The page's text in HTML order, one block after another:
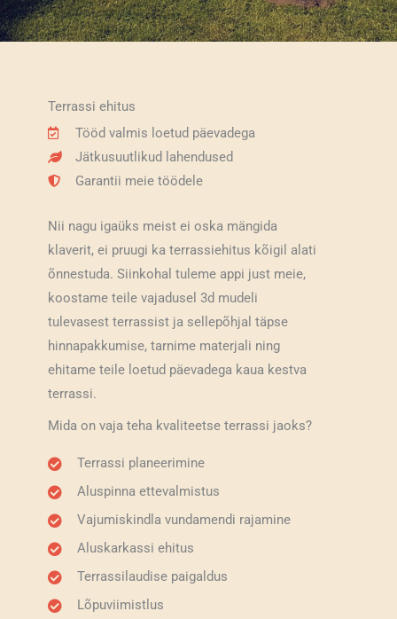
Terrassi ehitus
Tööd valmis loetud päevadega
Jätkusuutlikud lahendused
Garantii meie töödele
Nii nagu igaüks meist ei oska mängida
klaverit, ei pruugi ka terrassiehitus kõigil alati
õnnestuda. Siinkohal tuleme appi just meie,
koostame teile vajadusel 3d mudeli
tulevasest terrassist ja sellepõhjal täpse
hinnapakkumise, tarnime materjali ning
ehitame teile loetud päevadega kaua kestva
terrassi.
Mida on vaja teha kvaliteetse terrassi jaoks?
Terrassi planeerimine
Aluspinna ettevalmistus
Vajumiskindla vundamendi rajamine
Aluskarkassi ehitus
Terrassilaudise paigaldus
Lõpuviimistlus